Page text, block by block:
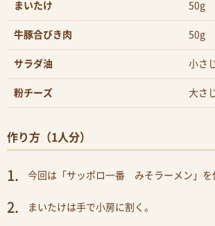
まいたけ 50g
牛豚合びき肉 50g
サラダ油 小さ
粉チーズ 大さ
作り方（1人分）
今回は「サッポロ一番 みそラーメン」を
まいたけは手で小房に割く。